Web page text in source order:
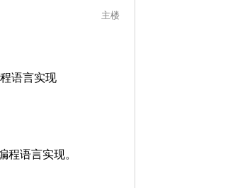
主楼
语言实现
语言实现。